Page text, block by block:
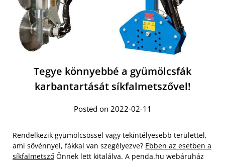
Tegye könnyebbé a gyümölcsfák
karbantartását síkfalmetszővel!
Posted on 2022-02-11
Rendelkezik gyümölcsössel vagy tekintélyesebb területtel,
ami sövénnyel, fákkal van szegélyezve? Ebben az esetben a
síkfalmetsző Önnek lett kitalálva. A penda.hu webáruház